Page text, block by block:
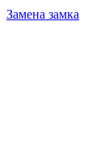
Замена замка